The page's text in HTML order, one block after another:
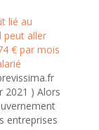
lié au
peut aller
€ par mois
2021 ) Alors
entreprises